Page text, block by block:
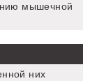
мышечной
них